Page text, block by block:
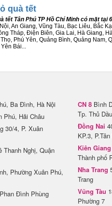
quà tết
tết Tân Phú TP Hồ Chí Minh có mặt
An Giang, Vũng Tàu, Bạc Liêu, Bắc
Tháp, Điện Biên, Gia Lai, Hà Giang,
Phú Yên, Quảng Bình, Quảng Nam,
Bái...
Ba Đình, Hà Nội
Phú, Hải Châu
30/4, P. Xuân
Thanh Nghị, Quận
Phường Xuân Phú,
Đình Phùng
CN 8 Bình
Tp. Thủ
Đồng Nai
KP.3,
Kiên Giang
Thành phố
Nha Trang
Trang
Vũng Tàu
Phường 7